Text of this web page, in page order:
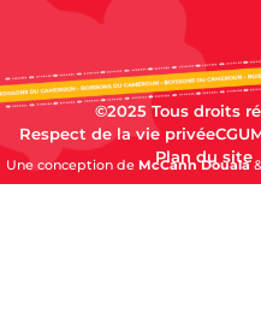
©2025 Tous droits
Respect de la vie privéeCGU
Plan du site
Une conception de McCann Douala